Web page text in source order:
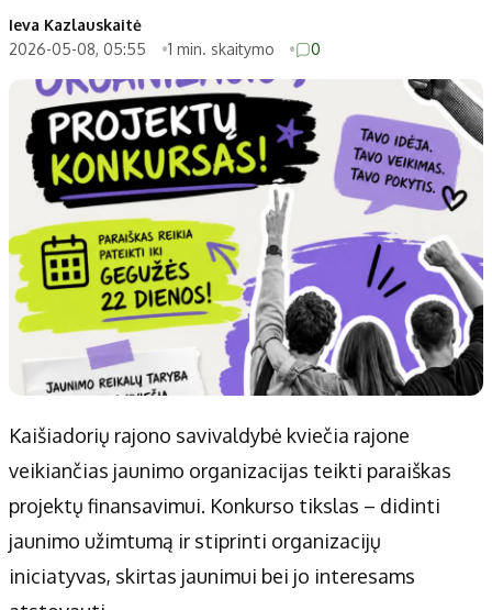
Patarimai
Dirbtinis intelektas
Gineso rekordai
Dienos naujienos
Ekonomikos naujienos
Didžiosios savivaldybės
Vilniaus miesto
Kauno miesto
Klaipėdos miesto
Panevėžio miesto
Šiaulių miesto
Alytaus miesto
Marijampolės
Kitos savivaldybės
Druskininkų
Utenos rajono
Jonavos rajono
Vilkaviškio rajono
Tauragės rajono
Palangos miesto
Prienų rajono
Redakcija
Apie mus
Autoriai
Kontaktai
Ieva Kazlauskaitė
2026-05-08, 05:55
1 min. skaitymo 0
Kaišiadorių rajono savivaldybė kviečia rajone
veikiančias jaunimo organizacijas teikti paraiškas
projektų finansavimui. Konkurso tikslas – didinti
jaunimo užimtumą ir stiprinti organizacijų
iniciatyvas, skirtas jaunimui bei jo interesams